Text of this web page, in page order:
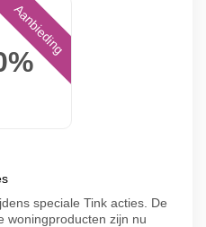
Aanbieding
speciale Tink acties. De
woningproducten zijn nu